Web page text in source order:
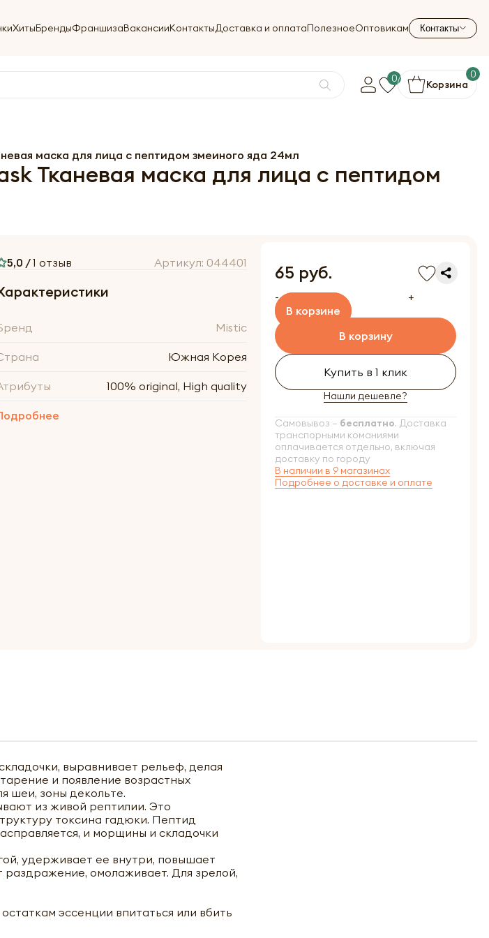
ХитыБрендыФраншизаВакансииКонтактыДоставка и оплатаПолезноеОптовикам Контакты
0 Корзина
0
маска для лица с пептидом змеиного яда 24мл
Тканевая маска для лица с пептидом
5,0 /1 отзыв Артикул: 044401
Mistic
Южная Корея
100% original, High quality
65 руб.
-
+
В корзине
В корзину
Купить в 1 клик
Нашли дешевле?
Самовывоз – бесплатно. Доставка
транспорными команиями
оплачивается отдельно, включая
доставку по городу
В наличии в 9 магазинах
Подробнее о доставке и оплате
выравнивает рельеф, делая
и появление возрастных
шеи, зоны декольте.
из живой рептилии. Это
токсина гадюки. Пептид
и морщины и складочки
удерживает ее внутри, повышает
раздражение, омолаживает. Для зрелой,
эссенции впитаться или вбить